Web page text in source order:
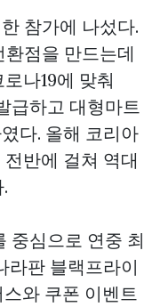
참가에 나섰다.
점을 만드는데
나19에 맞춰
급하고 대형마트
다. 올해 코리아
반에 걸쳐 역대
중심으로 연중 최
라판 블랙프라이
와 쿠폰 이벤트